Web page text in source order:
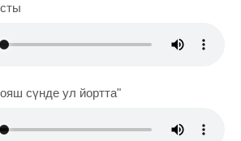
сүнде ул йортта"